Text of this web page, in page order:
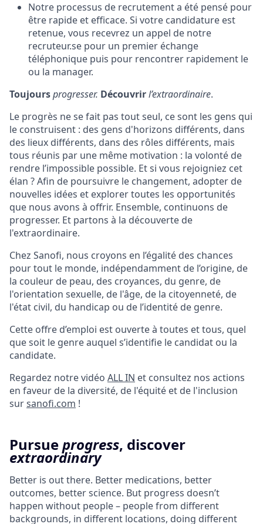
Notre processus de recrutement a été pensé pour
être rapide et efficace. Si votre candidature est
retenue, vous recevrez un appel de notre
recruteur.se pour un premier échange
téléphonique puis pour rencontrer rapidement le
ou la manager.
Toujoursprogresser. Découvrirl’extraordinaire.
Le progrès ne se fait pas tout seul, ce sont les gens qui
le construisent : des gens d'horizons différents, dans
des lieux différents, dans des rôles différents, mais
tous réunis par une même motivation : la volonté de
rendre l’impossible possible. Et si vous rejoigniez cet
élan ? Afin de poursuivre le changement, adopter de
nouvelles idées et explorer toutes les opportunités
que nous avons à offrir. Ensemble, continuons de
progresser. Et partons à la découverte de
l'extraordinaire.
Chez Sanofi, nous croyons en l’égalité des chances
pour tout le monde, indépendamment de l’origine, de
la couleur de peau, des croyances, du genre, de
l'orientation sexuelle, de l'âge, de la citoyenneté, de
l'état civil, du handicap ou de l’identité de genre.
Cette offre d’emploi est ouverte à toutes et tous, quel
que soit le genre auquel s’identifie le candidat ou la
candidate.
Regardez notre vidéo ALL IN et consultez nos actions
en faveur de la diversité, de l'équité et de l'inclusion
sursanofi.com !
Pursueprogress, discover
extraordinary
Better is out there. Better medications, better
outcomes, better science. But progress doesn’t
happen without people – people from different
backgrounds, in different locations, doing different